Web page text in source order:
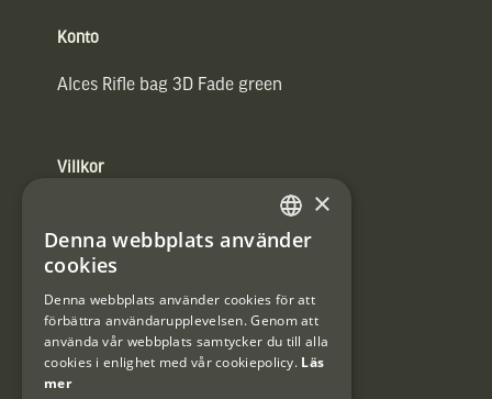
Konto
Alces Rifle bag 3D Fade green
Villkor
Användarvillkor
#Interjaktfamily
Kundklubb
SWEDISH
×
Denna webbplats använder
cookies
Denna webbplats använder cookies för att
förbättra användarupplevelsen. Genom att
använda vår webbplats samtycker du till alla
cookies i enlighet med vår cookiepolicy. Läs
mer